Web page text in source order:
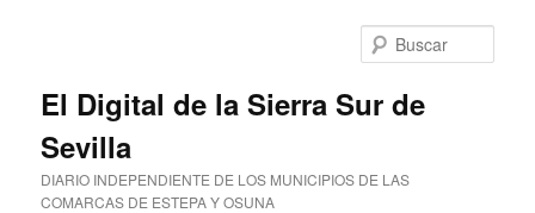
El Digital de la Sierra Sur de
Sevilla
DIARIO INDEPENDIENTE DE LOS MUNICIPIOS DE LAS
COMARCAS DE ESTEPA Y OSUNA